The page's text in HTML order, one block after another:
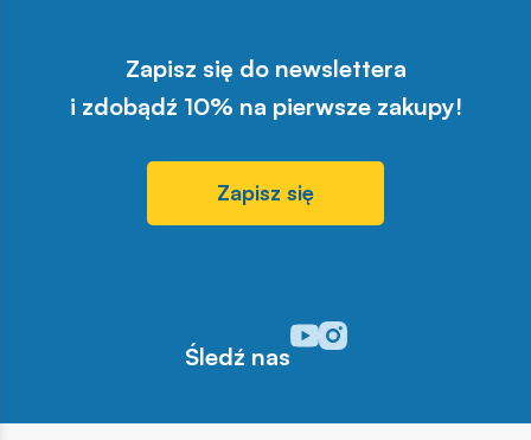
Zapisz się do newslettera
i zdobądź 10% na pierwsze zakupy!
Zapisz się
Śledź nas
Odwiedź nasz profil w
Odwiedź nasz profil w